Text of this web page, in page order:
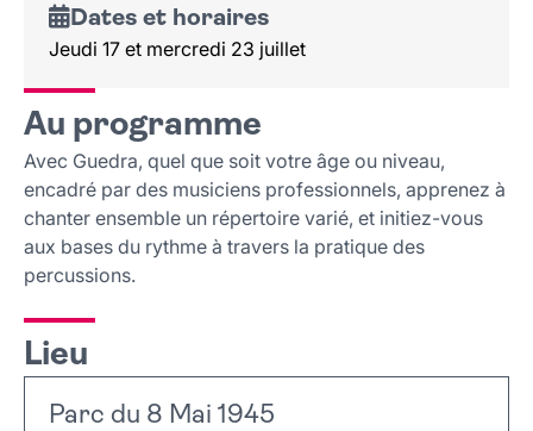
Dates et horaires
Jeudi 17 et mercredi 23 juillet
Au programme
Avec Guedra, quel que soit votre âge ou niveau,
encadré par des musiciens professionnels, apprenez à
chanter ensemble un répertoire varié, et initiez-vous
aux bases du rythme à travers la pratique des
percussions.
Lieu
Parc du 8 Mai 1945